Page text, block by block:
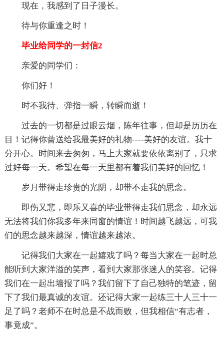
现在，我感到了日子漫长。
待与你重逢之时！
毕业给同学的一封信2
亲爱的同学们：
你们好！
时不我待、弹指一瞬，转瞬而逝！
过去的一切都是过眼云烟，陈年往事，但却是历历在
目！记得你曾送给我最美好的礼物----美好的友谊。我十
分开心。时间来去匆匆，马上大家就要依依离别了，只求
过好每一天。希望在每一天里都有着我们美好的回忆！
岁月带得走珍贵的光阴，却带不走我的思念。
即伤又悲，即乐又喜的毕业带得走我们思念，却永远
无法将我们你我多年来同窗的情谊！时间越飞越远，可我
们的思念越来越深，情谊越来越浓。
记得我们大家在一起嬉戏了吗？每当大家在一起时总
能听到大家洋溢的笑声，看到大家那张迷人的笑容。记得
我们在一起出墙报了吗？我们留下了自己独特的笔迹，留
下了我们最真诚的友谊。还记得大家一起练三十人三十一
足了吗？老师不在时总是不战而败，但我相信“有志者，
事竟成”。